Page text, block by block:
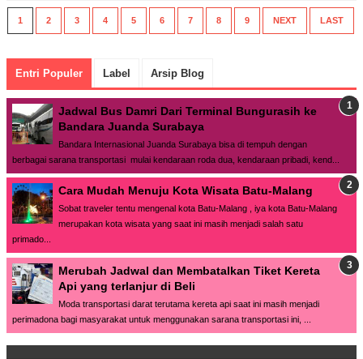
1 2 3 4 5 6 7 8 9 NEXT LAST
Entri Populer Label Arsip Blog
Jadwal Bus Damri Dari Terminal Bungurasih ke
Bandara Juanda Surabaya
Bandara Internasional Juanda Surabaya bisa di tempuh dengan
berbagai sarana transportasi mulai kendaraan roda dua, kendaraan pribadi, kend...
Cara Mudah Menuju Kota Wisata Batu-Malang
Sobat traveler tentu mengenal kota Batu-Malang , iya kota Batu-Malang
merupakan kota wisata yang saat ini masih menjadi salah satu
primado...
Merubah Jadwal dan Membatalkan Tiket Kereta
Api yang terlanjur di Beli
Moda transportasi darat terutama kereta api saat ini masih menjadi
perimadona bagi masyarakat untuk menggunakan sarana transportasi ini, ...